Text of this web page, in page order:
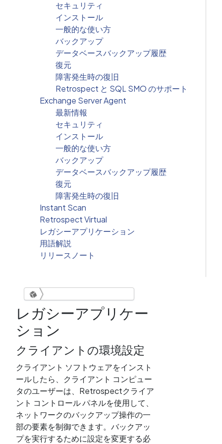
セキュリティ
インストール
一般的な使い方
バックアップ
データベースバックアップ履歴
復元
障害発生時の復旧
Retrospect と SQL SMO のサポート
Exchange Server Agent
最新情報
セキュリティ
インストール
一般的な使い方
バックアップ
データベースバックアップ履歴
復元
障害発生時の復旧
Instant Scan
Retrospect Virtual
レガシーアプリケーション
用語解説
リリースノート
Windows 用 Retrospect 20
ユーザー ガイド
PDF
レガシーアプリケー
ション
クライアントの環境設定
クライアント ソフトウェアをインスト
ールしたら、クライアント コンピュー
タのユーザーは、Retrospectクライア
ント コントロール パネルを使用して、
ネットワークのバックアップ操作の一
部の要素を制御できます。バックアッ
プを実行するために設定を変更する必